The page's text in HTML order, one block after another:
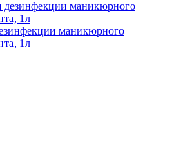
маникюрного
1л